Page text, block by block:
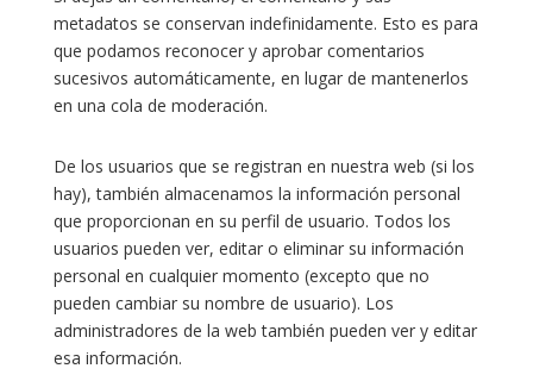
metadatos se conservan indefinidamente. Esto es para
que podamos reconocer y aprobar comentarios
sucesivos automáticamente, en lugar de mantenerlos
en una cola de moderación.
De los usuarios que se registran en nuestra web (si los
hay), también almacenamos la información personal
que proporcionan en su perfil de usuario. Todos los
usuarios pueden ver, editar o eliminar su información
personal en cualquier momento (excepto que no
pueden cambiar su nombre de usuario). Los
administradores de la web también pueden ver y editar
esa información.